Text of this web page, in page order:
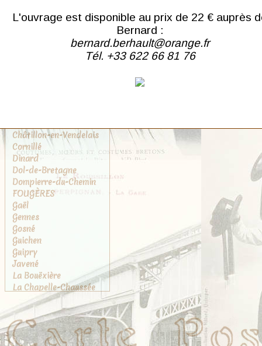
Broualan
Bréal-sous-Vitré
Châtillon-en-Vendelais
Cornillé
Dinard
Dol-de-Bretagne
Dompierre-du-Chemin
FOUGÈRES
Gaël
Gennes
Gosné
Guichen
Guipry
Javené
La Bouëxière
La Chapelle-Chaussée
La Chapelle-des-
Fougeretz
La Gouesnière
La Rance
L'ouvrage est disponible au prix de 22 € auprès
Bernard :
bernard.berhault@orange.fr
Tél. +33 622 66 81 76